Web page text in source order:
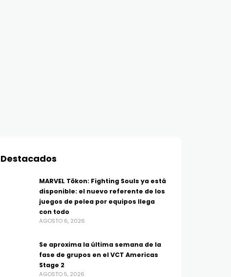
Destacados
MARVEL Tōkon: Fighting Souls ya está
disponible: el nuevo referente de los
juegos de pelea por equipos llega
con todo
AGOSTO 6, 2026
Se aproxima la última semana de la
fase de grupos en el VCT Americas
Stage 2
AGOSTO 5, 2026